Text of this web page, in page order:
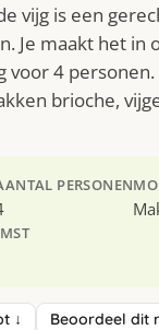
vijg is een
Je maakt het in
voor 4
brioche,
PERSONEN
↓ Beoordeel dit